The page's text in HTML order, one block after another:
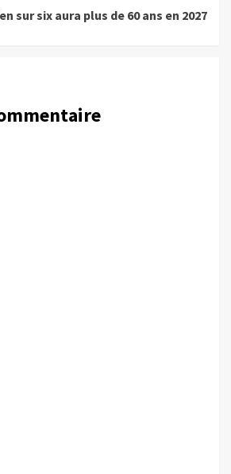
sur six aura plus de 60 ans en 2027